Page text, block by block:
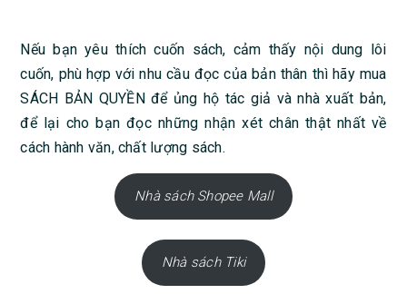
Nếu bạn yêu thích cuốn sách, cảm thấy nội dung lôi
cuốn, phù hợp với nhu cầu đọc của bản thân thì hãy mua
SÁCH BẢN QUYỀN để ủng hộ tác giả và nhà xuất bản,
để lại cho bạn đọc những nhận xét chân thật nhất về
cách hành văn, chất lượng sách.
Nhà sách Shopee Mall
Nhà sách Tiki